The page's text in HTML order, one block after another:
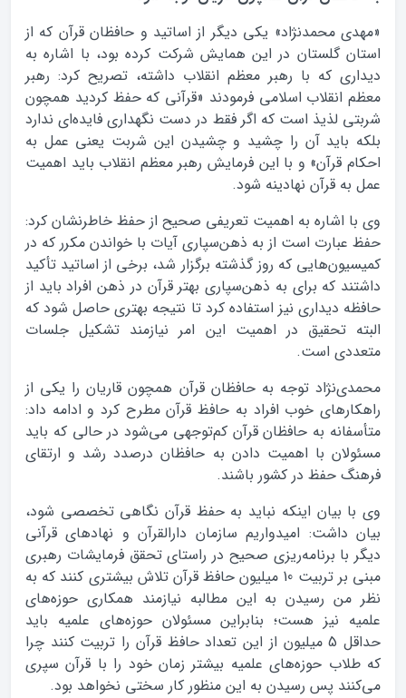
«مهدی محمدنژاد» یکی دیگر از اساتید و حافظان قرآن که از
استان گلستان در این همایش شرکت کرده بود، با اشاره به
دیداری که با رهبر معظم انقلاب داشته، تصریح کرد: رهبر
معظم انقلاب اسلامی فرمودند «قرآنی که حفظ کردید همچون
شربتی لذیذ است که اگر فقط در دست نگهداری فایده‌ای ندارد
بلکه باید آن را چشید و چشیدن این شربت یعنی عمل به
احکام قرآن» و با این فرمایش رهبر معظم انقلاب باید اهمیت
عمل به قرآن نهادینه شود.
وی با اشاره به اهمیت تعریفی صحیح از حفظ خاطرنشان کرد:
حفظ عبارت است از به ذهن‌سپاری آیات با خواندن مکرر که در
کمیسیون‌هایی که روز گذشته برگزار شد، برخی از اساتید تأکید
داشتند که برای به ذهن‌سپاری بهتر قرآن در ذهن افراد باید از
حافظه دیداری نیز استفاده کرد تا نتیجه بهتری حاصل شود که
البته تحقیق در اهمیت این امر نیازمند تشکیل جلسات
متعددی است.
محمدی‌نژاد توجه به حافظان قرآن همچون قاریان را یکی از
راهکارهای خوب افراد به حافظ قرآن مطرح کرد و ادامه داد:
متأسفانه به حافظان قرآن کم‌توجهی می‌شود در حالی که باید
مسئولان با اهمیت دادن به حافظان درصدد رشد و ارتقای
فرهنگ حفظ در کشور باشند.
وی با بیان اینکه نباید به حفظ قرآن نگاهی تخصصی شود،
بیان داشت: امیدواریم سازمان دارالقرآن و نهادهای قرآنی
دیگر با برنامه‌ریزی صحیح در راستای تحقق فرمایشات رهبری
مبنی بر تربیت 10 میلیون حافظ قرآن تلاش بیشتری کنند که به
نظر من رسیدن به این مطالبه نیازمند همکاری حوزه‌های
علمیه نیز هست؛ بنابراین مسئولان حوزه‌های علمیه باید
حداقل 5 میلیون از این تعداد حافظ قرآن را تربیت کنند چرا
که طلاب حوزه‌های علمیه بیشتر زمان خود را با قرآن سپری
می‌کنند پس رسیدن به این منظور کار سختی نخواهد بود.